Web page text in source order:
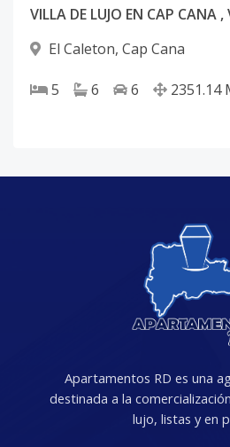
El Caleton, Cap Cana
5 6 6 2351.14
Apartamentos RD es una
destinada a la
lujo, listas y en